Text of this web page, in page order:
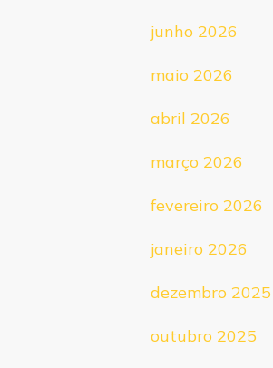
junho 2026
maio 2026
abril 2026
março 2026
fevereiro 2026
janeiro 2026
dezembro 2025
outubro 2025